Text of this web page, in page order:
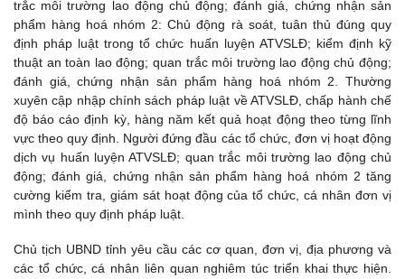
trắc môi trường lao động chủ động; đánh giá, chứng nhận sản
phẩm hàng hoá nhóm 2: Chủ động rà soát, tuân thủ đúng quy
định pháp luật trong tổ chức huấn luyện ATVSLĐ; kiểm định kỹ
thuật an toàn lao động; quan trắc môi trường lao động chủ động;
đánh giá, chứng nhận sản phẩm hàng hoá nhóm 2. Thường
xuyên cập nhập chính sách pháp luật về ATVSLĐ, chấp hành chế
độ báo cáo định kỳ, hàng năm kết quả hoạt động theo từng lĩnh
vực theo quy định. Người đứng đầu các tổ chức, đơn vị hoạt động
dịch vụ huấn luyện ATVSLĐ; quan trắc môi trường lao động chủ
động; đánh giá, chứng nhận sản phẩm hàng hoá nhóm 2 tăng
cường kiểm tra, giám sát hoạt động của tổ chức, cá nhân đơn vị
mình theo quy định pháp luật.
Chủ tịch UBND tỉnh yêu cầu các cơ quan, đơn vị, địa phương và
các tổ chức, cá nhân liên quan nghiêm túc triển khai thực hiện.